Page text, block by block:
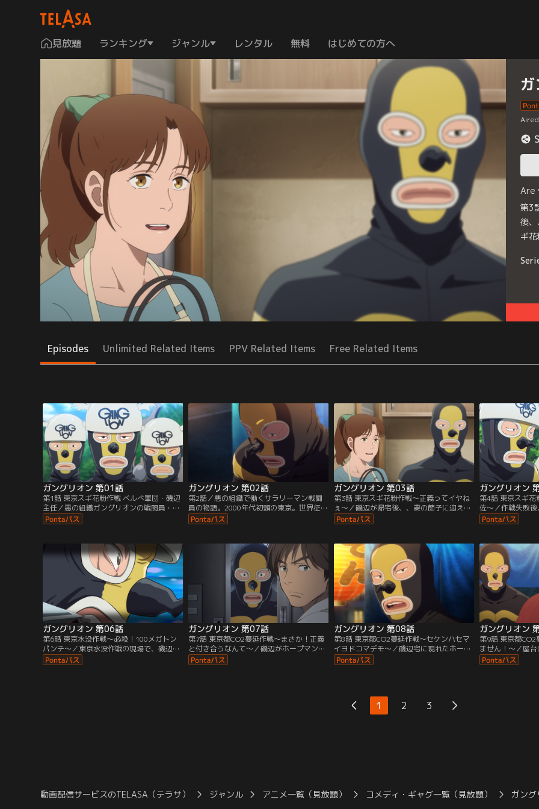
見放題 ランキング ジャンル レンタル 無料 はじめての方へ
Are
第3
後
ギ
Episodes Unlimited Related Items PPV Related Items Free Related Items
ガングリオン 第01話
第1話 東京スギ花粉作戦 ベルべ軍団・磯辺
主任／悪の組織ガングリオンの戦闘員・磯
辺。世界征服を目指す悪の組織の戦闘員に
もサラリーマンの日常がある。
ガングリオン 第02話
第2話／悪の組織で働くサラリーマン戦闘
員の物語。2000年代初頭の東京。世界征服
を目論む「株式会社ガングリオン」の戦闘
員・磯辺。彼の職場は戦場だ。タイツ一枚
戦」に臨むも、ヒーロー・ホープマンの正
義という名の一撃にあっさり惨敗。コンプ
ラ黎明期、上司の無茶にもひたすら耐えて
奮闘する…すべてのはたらく人々に捧
ぐ…。
ガングリオン 第03話
第3話 東京スギ花粉作戦～正義ってイヤね
ぇ～／磯辺が帰宅後、、妻の節子に迎えら
れながらも不機嫌。テレビで東京スギ花粉
作戦の映像を見ると、そこには…磯辺の姿
ガングリオン
第4話 東京スギ
佐～／作戦失敗
尽な叱責を受け
応したが、その
ガングリオン 第06話
第6話 東京水没作戦～必殺！100メガトン
パンチ～／東京水没作戦の現場で、磯辺は
息子の作った100メガトンパンチグローブ
を装着してホープマンに決死の突撃「父さ
ガングリオン 第07話
第7話 東京都CO2蔓延作戦～まさか！正義
と付き合うなんて～／磯辺がホープマンの
自宅を訪問し、そこで出会ったのは義理の
妹ユミコ。妻であり姉の節子が一言「正義
ガングリオン 第08話
第8話 東京都CO2蔓延作戦～セケンハセマ
イヨドコマデモ～／磯辺宅に現れたホープ
マン。磯辺行きつけの屋台で男同士2人で
酒を酌み交わす。
ガングリオン
第9話 東京都
ません！～／屋
の携帯から作戦
戦でホープマン
1 2 3
動画配信サービスのTELASA（テラサ） ジャンル アニメ一覧（見放題） コメディ・ギャグ一覧（見放題） ガン